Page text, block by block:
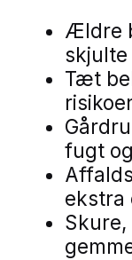
Ældre
skjulte
Tæt
fugt
ekstra